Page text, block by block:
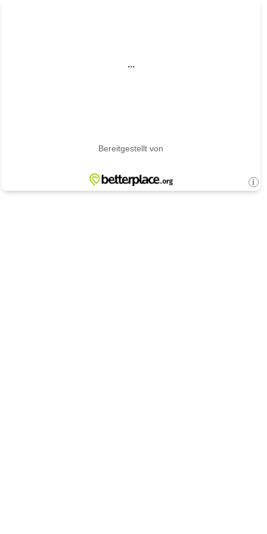
...
Bereitgestellt von
i